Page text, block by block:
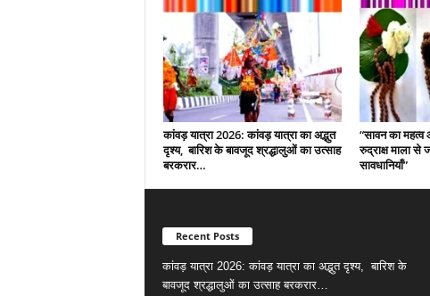
कांवड़ यात्रा 2026: कांवड़ यात्रा का अद्भुत
दृश्य, बारिश के बावजूद श्रद्धालुओं का उत्साह
बरकरार…
“सावन का
रुद्राक्ष माला
सावधानियाँ”
Recent Posts
कांवड़ यात्रा 2026: कांवड़ यात्रा का अद्भुत दृश्य, बारिश के
बावजूद श्रद्धालुओं का उत्साह बरकरार…